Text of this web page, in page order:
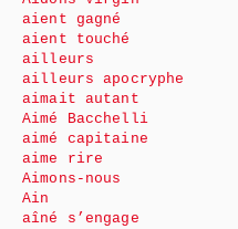
aient gagné
aient touché
ailleurs
ailleurs apocryphe
aimait autant
Aimé Bacchelli
aimé capitaine
aime rire
Aimons-nous
Ain
aîné s’engage